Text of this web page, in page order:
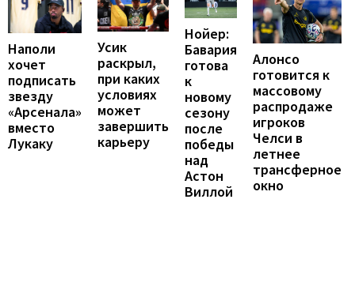
Наполи
хочет
подписать
звезду
«Арсенала»
вместо
Лукаку
Усик
раскрыл,
при каких
условиях
может
завершить
карьеру
Нойер:
Бавария
готова
к
новому
сезону
после
победы
над
Астон
Виллой
Алонсо
готовится к
массовому
распродаже
игроков
Челси в
летнее
трансферное
окно